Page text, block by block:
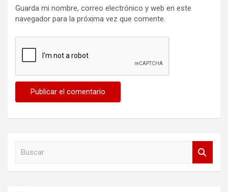
Guarda mi nombre, correo electrónico y web en este
navegador para la próxima vez que comente.